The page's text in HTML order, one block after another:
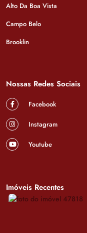
Alto Da Boa Vista
Campo Belo
Brooklin
Nossas Redes Sociais
Facebook
Instagram
Youtube
Imóveis Recentes